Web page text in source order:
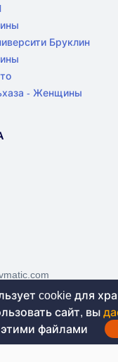
Бруклин
- Женщины
18 лет. На
на денежные
cookie для
сайт, вы
этими файлами